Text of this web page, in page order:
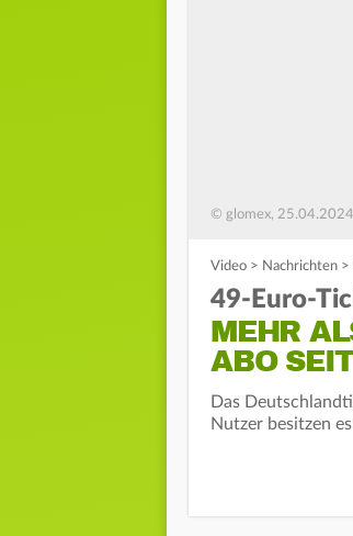
© glomex, 25.04.2024
Video > Nachrichten >
49-Euro-
MEHR
ABO
Das
Nutzer besitzen